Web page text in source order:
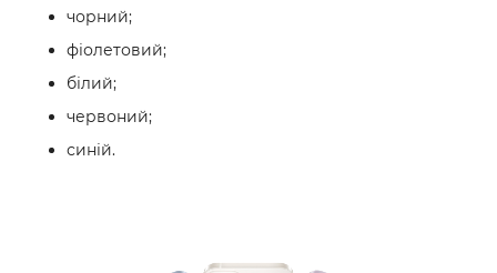
чорний;
фіолетовий;
білий;
червоний;
синій.